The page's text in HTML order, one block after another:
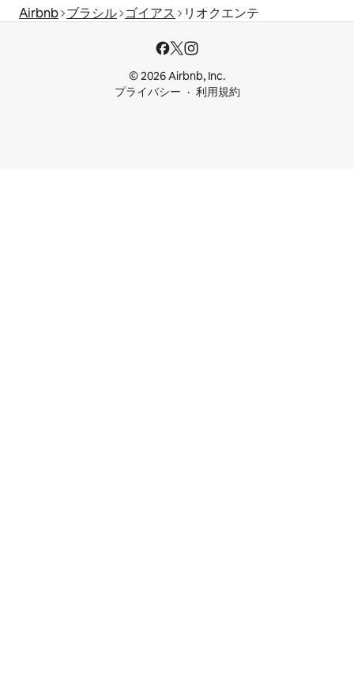
Airbnb ブラシル ゴイアス リオクエンテ
© 2026 Airbnb, Inc.
プライバシー
利用規約